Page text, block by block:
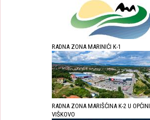
RADNA ZONA MARINIĆI K-1
RADNA ZONA MARIŠĆINA K-2 U OPĆINI
VIŠKOVO